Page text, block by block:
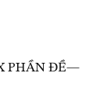
PHẦN ĐỀ—